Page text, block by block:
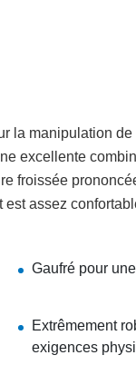
la manipulation
excellente
froissée
assez
Gaufré pour
Extrêmement
exigences